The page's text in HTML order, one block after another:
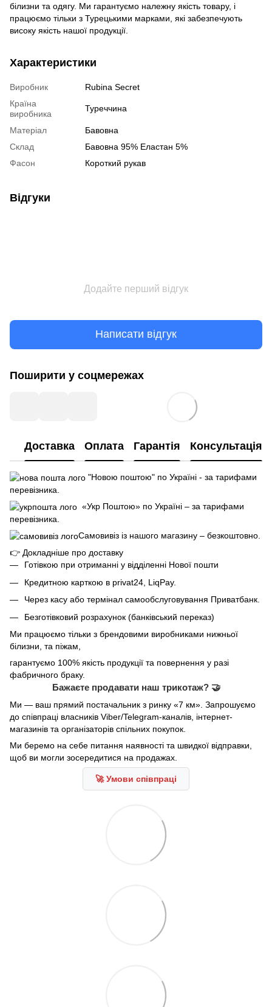
білизни та одягу. Ми гарантуємо належну якість товару, і
працюємо тільки з Турецькими марками, які забезпечують
високу якість нашої продукції.
Характеристики
Виробник
Rubina Secret
Країна
виробника
Туреччина
Матеріал
Бавовна
Склад
Бавовна 95% Еластан 5%
Фасон
Короткий рукав
Відгуки
Додайте перший відгук
Написати відгук
Поширити у соцмережах
Доставка Оплата Гарантія Консультація
"Новою поштою" по Україні - за тарифами
перевізника.
«Укр Поштою» по Україні – за тарифами
перевізника.
Самовивіз із нашого магазину – безкоштовно.
👉 Докладніше про доставку
Готівкою при отриманні у відділенні Нової пошти
Кредитною карткою в privat24, LiqPay.
Через касу або термінал самообслуговування Приватбанк.
Безготівковий розрахунок (банківський переказ)
Ми працюємо тільки з брендовими виробниками нижньої
білизни, та піжам,
гарантуємо 100% якість продукції та повернення у разі
фабричного браку.
Бажаєте продавати наш трикотаж? 🤝
Ми — ваш прямий постачальник з ринку «7 км». Запрошуємо
до співпраці власників Viber/Telegram-каналів, інтернет-
магазинів та організаторів спільних покупок.
Ми беремо на себе питання наявності та швидкої відправки,
щоб ви могли зосередитися на продажах.
🚀 Умови співпраці